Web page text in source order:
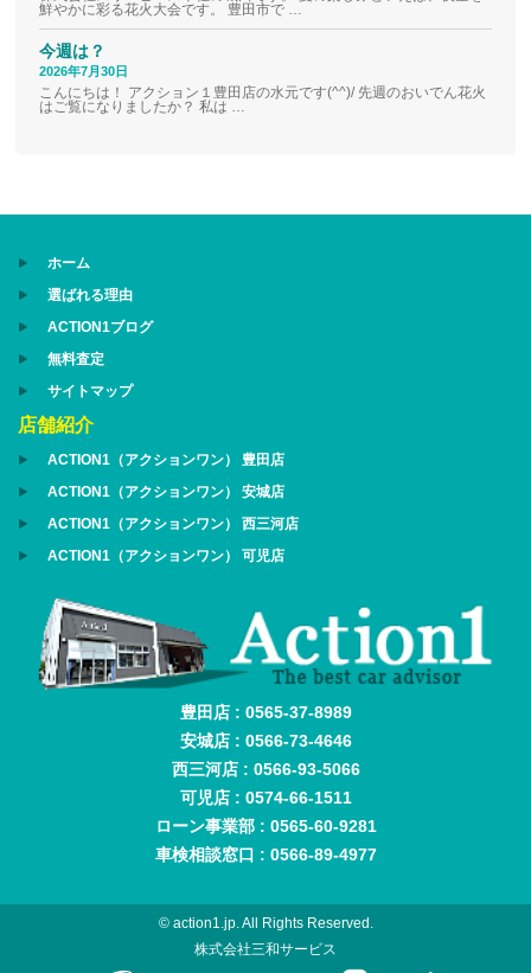
鮮やかに彩る花火大会です。 豊田市で …
今週は？
2026年7月30日
こんにちは！ アクション１豊田店の水元です(^^)/ 先週のおいでん花火
はご覧になりましたか？ 私は …
ホーム
選ばれる理由
ACTION1ブログ
無料査定
サイトマップ
店舗紹介
ACTION1（アクションワン） 豊田店
ACTION1（アクションワン） 安城店
ACTION1（アクションワン） 西三河店
ACTION1（アクションワン） 可児店
豊田店 : 0565-37-8989
安城店 : 0566-73-4646
西三河店 : 0566-93-5066
可児店 : 0574-66-1511
ローン事業部 : 0565-60-9281
車検相談窓口 : 0566-89-4977
© action1.jp. All Rights Reserved.
株式会社三和サービス